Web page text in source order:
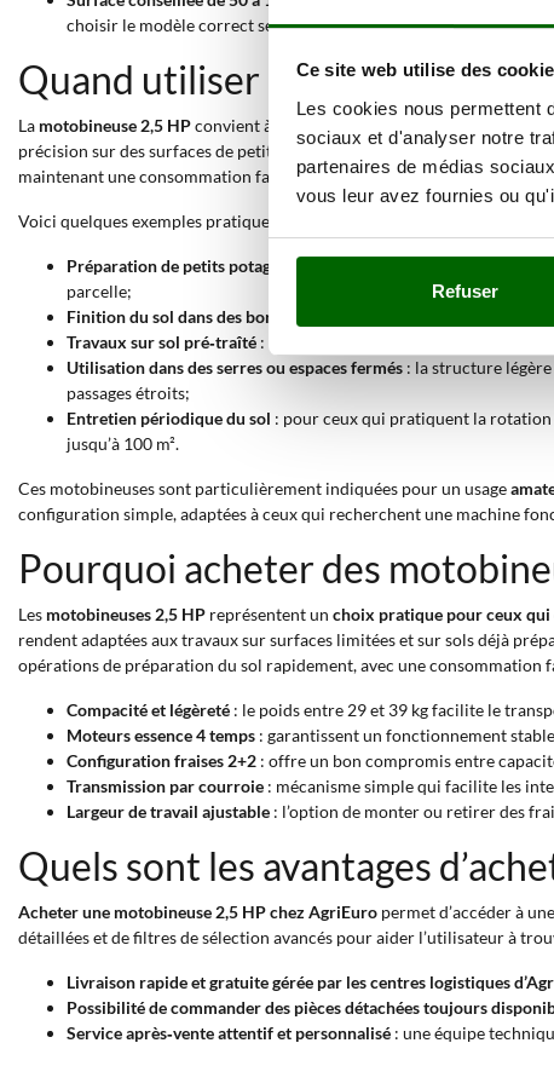
Ce site web utilise des
Les cookies nous permettent
sociaux et d'analyser notre
partenaires de médias
vous leur avez fournies ou
Refuser
choisir le modèle correct selon la surface réelle à traiter.
Quand utiliser une motobineuse
La motobineuse 2,5 HPconvient à la labour et au travail de sols souples
précision sur des surfaces de petites dimensions, comme potagers
maintenant une consommation faible et un démarrage facilité.
Voici quelques exemples pratiques dans lesquels l’emploi d’une
Préparation de petits potagers domestiques
: la largeur de
parcelle;
Finition du sol dans des bordures ou jardins
: l’action des
Travaux sur sol pré‑traîté : les motobineuses de cette catégorie
Utilisation dans des serres ou espaces fermés : la structure
passages étroits;
Entretien périodique du sol : pour ceux qui pratiquent la rotation
jusqu’à 100 m².
Ces motobineuses sont particulièrement indiquées pour un usage
configuration simple, adaptées à ceux qui recherchent une machine
Pourquoi acheter des
Les motobineuses 2,5 HP représentent un choix pratique pour ceux qui
rendent adaptées aux travaux sur surfaces limitées et sur sols déjà
opérations de préparation du sol rapidement, avec une consommation
Compacité et légèreté : le poids entre 29 et 39 kg facilite le
Moteurs essence 4 temps : garantissent un fonctionnement
Configuration fraises 2+2 : offre un bon compromis entre
Transmission par courroie : mécanisme simple qui facilite les
Largeur de travail ajustable : l’option de monter ou retirer des
Quels sont les avantages
Acheter une motobineuse 2,5 HP chez AgriEuro permet d’accéder à
détaillées et de filtres de sélection avancés pour aider l’utilisateur à
Livraison rapide et gratuite gérée par les centres logistiques
Possibilité de commander des pièces détachées toujours
Service après‑vente attentif et personnalisé : une équipe